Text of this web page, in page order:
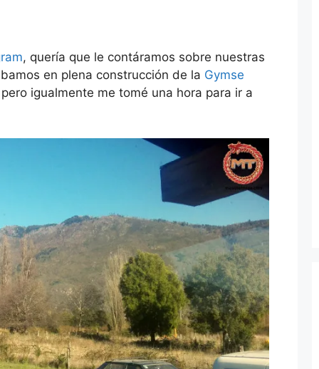
, quería que le contáramos sobre nuestras
en plena construcción de la Gymse
igualmente me tomé una hora para ir a